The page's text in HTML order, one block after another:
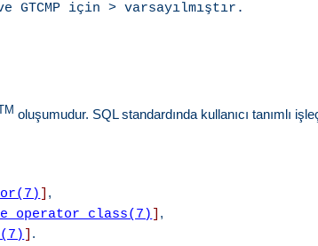
GTCMP için > varsayılmıştır.
TM oluşumudur. SQL standardında kullanıcı tanımlı
,
,
.